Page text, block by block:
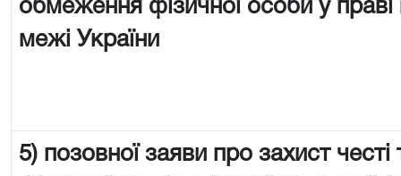
обмеження фізичної особи у праві
межі України
5) позовної заяви про захист честі